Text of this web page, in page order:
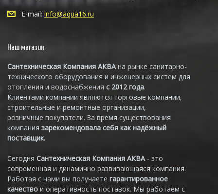
E-mail: info@aqua16.ru
Наш магазин
Сантехническая Компания АКВАна рынке санитарно-
технического оборудования и инженерных систем для
отопления и водоснабжения с 2012 года.
Клиентами компании являются торговые компании,
строительные и ремонтные организации,
розничные покупатели. За время существования
компания зарекомендовала себя как надёжный
поставщик.
Сегодня Сантехническая Компания АКВА - это
современная и динамично развивающаяся компания.
Работая с нами вы получаете гарантированное
качество и оперативность поставок. Мы работаем с